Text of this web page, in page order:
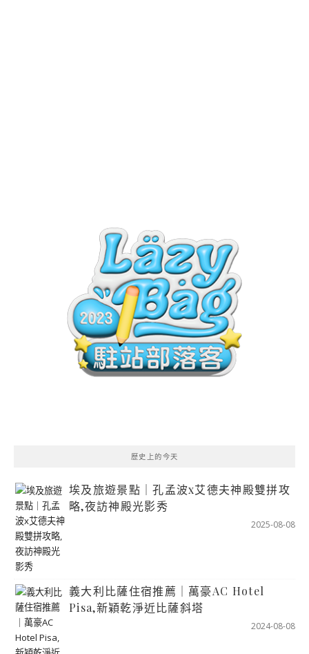
歷史上的今天
埃及旅遊景點｜孔孟波x艾德夫神殿雙拼攻
略,夜訪神殿光影秀
2025-08-08
義大利比薩住宿推薦｜萬豪AC Hotel
Pisa,新穎乾淨近比薩斜塔
2024-08-08